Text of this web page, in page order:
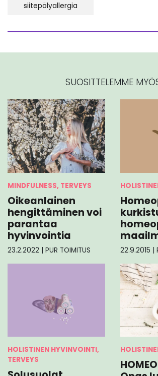
siitepölyallergia
SUOSITTELEMME
MINDFULNESS, TERVEYS
Oikeanlainen
hengittäminen voi
parantaa
hyvinvointia
23.2.2022 | PUR TOIMITUS 22.9.2015 |
HOLISTINEN HYVINVOINTI,
TERVEYS